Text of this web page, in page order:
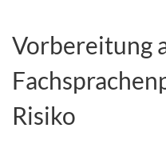
Vorbereitung
Risiko